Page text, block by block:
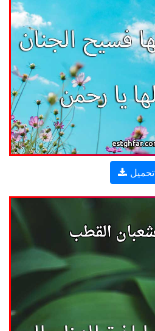
تحميل